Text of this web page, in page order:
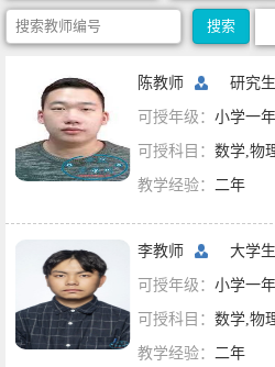
陈教师 研究
可授年级： 小学一年级,小学二年级,小学三年
可授科目： 数学,物理,化学,
教学经验： 二年
李教师 大学
可授年级： 小学一年级,小学二年级,
可授科目： 数学,物理
教学经验： 二年